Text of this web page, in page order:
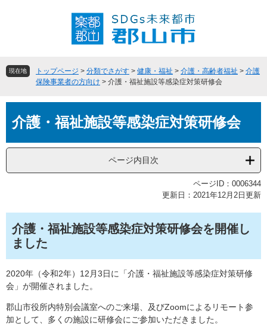
頭
飛
へ
現在地 トップページ > 分類でさがす > 健康・福祉 > 介護・高齢者福祉 > 介護
保険事業者の方向け > 介護・福祉施設等感染症対策研修会
文介護・福祉施設等感染症対策研修会
ページ内目次
ページID：0006344
更新日：2021年12月2日更新
介護・福祉施設等感染症対策研修会を開催し
ました
2020年（令和2年）12月3日に「介護・福祉施設等感染症対策研修
会」が開催されました。
郡山市役所内特別会議室へのご来場、及びZoomによるリモート参
加として、多くの施設に研修会にご参加いただきました。